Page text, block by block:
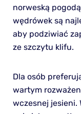
norweską
wędrówek są
aby podziwiać
ze szczytu klifu.
Dla osób
wartym
wczesnej jesieni.